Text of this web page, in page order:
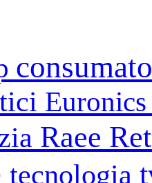
Raee
tecnologia